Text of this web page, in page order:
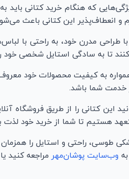
که هنگام خرید کتانی باید
و انعطاف‌پذیر این کتانی باعث
با طراحی مدرن خود، به راحتی با
تا به سادگی استایل شخصی خود
به کیفیت محصولات خود
خدمت شما باشد.
این کتانی را از طریق فروشگاه
هستیم تا شما از خرید خود لذت
طوسی، راحتی و استایل را
وب‌سایت پوشان‌مهر مراجعه کنید